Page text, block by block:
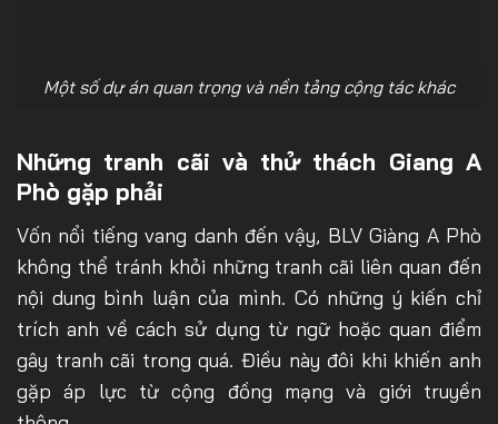
Một số dự án quan trọng và nền tảng cộng tác khác
Những tranh cãi và thử thách Giang A
Phò gặp phải
Vốn nổi tiếng vang danh đến vậy, BLV Giàng A Phò
không thể tránh khỏi những tranh cãi liên quan đến
nội dung bình luận của mình. Có những ý kiến chỉ
trích anh về cách sử dụng từ ngữ hoặc quan điểm
gây tranh cãi trong quá. Điều này đôi khi khiến anh
gặp áp lực từ cộng đồng mạng và giới truyền